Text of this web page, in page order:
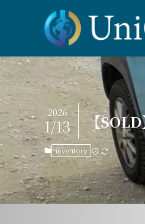
【
2026
1/13
inventory